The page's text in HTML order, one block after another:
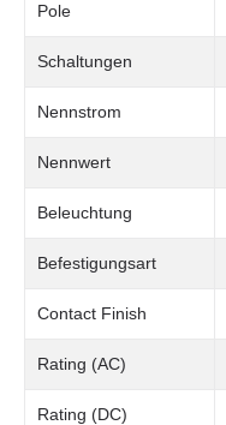
Pole
Schaltungen
Nennstrom
Nennwert
Beleuchtung
Befestigungsart
Contact Finish
Rating (AC)
Rating (DC)